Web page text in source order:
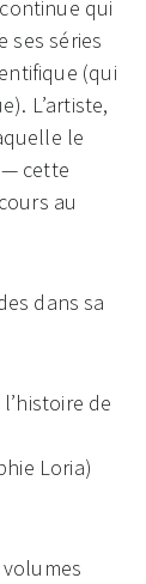
qui
ses séries
(qui
L’artiste,
le
cette
au
dans sa
de
Loria)